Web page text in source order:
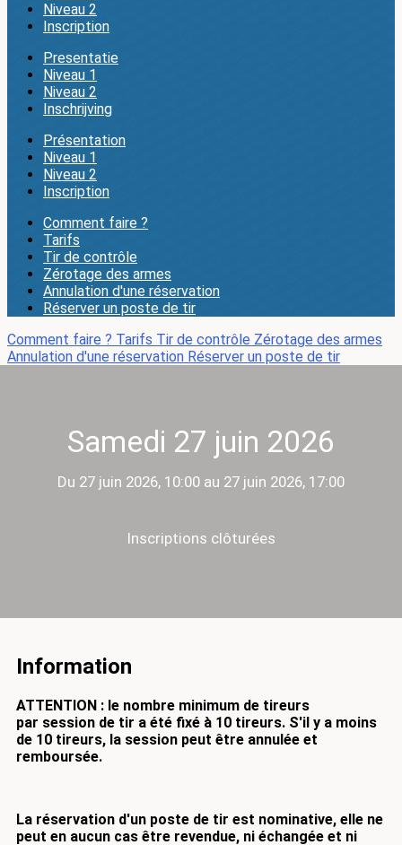
Niveau 2
Inscription
Presentatie
Niveau 1
Niveau 2
Inschrijving
Présentation
Niveau 1
Niveau 2
Inscription
Comment faire ?
Tarifs
Tir de contrôle
Zérotage des armes
Annulation d'une réservation
Réserver un poste de tir
Comment faire ? Tarifs Tir de contrôle Zérotage des armes
Annulation d'une réservation Réserver un poste de tir
Samedi 27 juin 2026
Du 27 juin 2026, 10:00 au 27 juin 2026, 17:00
Inscriptions clôturées
Information
ATTENTION : le nombre minimum de tireurs
par session de tir a été fixé à 10 tireurs. S'il y a moins
de 10 tireurs, la session peut être annulée et
remboursée.
La réservation d'un poste de tir est nominative, elle ne
peut en aucun cas être revendue, ni échangée et ni